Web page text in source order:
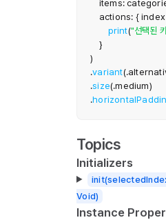
    items
:
    actions
: {
print("선택된
}
)
.variant(.
.size(.medium)
.
Topics
Initializers
Void)
Instance